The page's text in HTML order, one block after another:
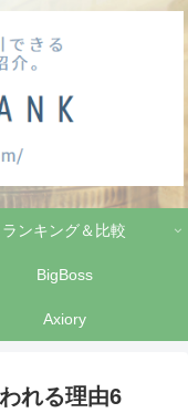
ランキング＆比較
BigBoss
Axiory
れる理由6